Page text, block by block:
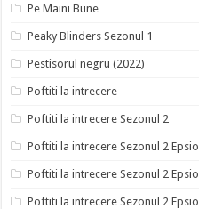
Pe Maini Bune
Peaky Blinders Sezonul 1
Pestisorul negru (2022)
Poftiti la intrecere
Poftiti la intrecere Sezonul 2
Poftiti la intrecere Sezonul 2
Poftiti la intrecere Sezonul 2
Poftiti la intrecere Sezonul 2